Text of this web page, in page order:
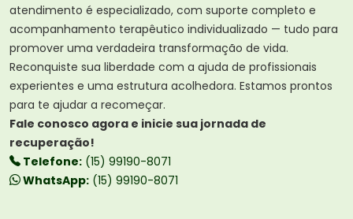
atendimento é especializado, com suporte completo e
acompanhamento terapêutico individualizado — tudo para
promover uma verdadeira transformação de vida.
Reconquiste sua liberdade com a ajuda de profissionais
experientes e uma estrutura acolhedora. Estamos prontos
para te ajudar a recomeçar.
Fale conosco agora e inicie sua jornada de
recuperação!
Telefone: (15) 99190-8071
WhatsApp: (15) 99190-8071